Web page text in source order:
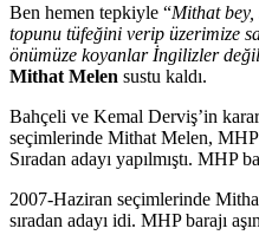
Ben hemen tepkiyle “Mithat bey,
topunu tüfeğini verip üzerimize
önümüze koyanlar İngilizler
Mithat Melen sustu kaldı.
Bahçeli ve Kemal Derviş’in
seçimlerinde Mithat Melen,
Sıradan adayı yapılmıştı. MHP
2007-Haziran seçimlerinde
sıradan adayı idi. MHP barajı